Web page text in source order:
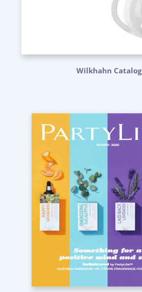
Wilkhahn Catalog